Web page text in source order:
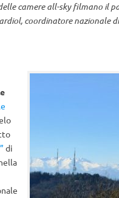
camere all-sky filmano il
coordinatore nazionale
di